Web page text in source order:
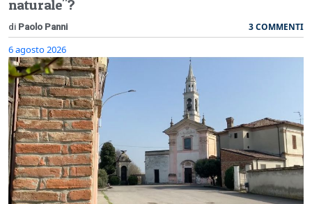
naturale"?
di Paolo Panni 3 COMMENTI
6 agosto 2026